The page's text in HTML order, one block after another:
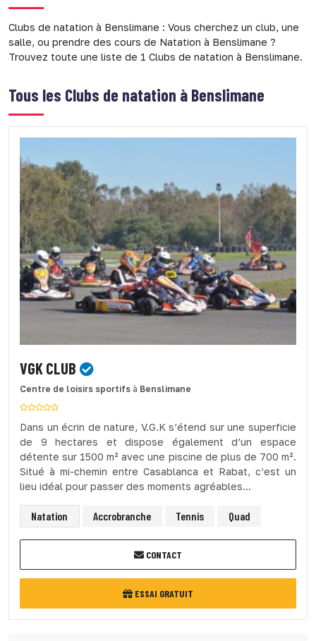
Clubs de natation à Benslimane : Vous cherchez un club, une
salle, ou prendre des cours de Natation à Benslimane ?
Trouvez toute une liste de 1 Clubs de natation à Benslimane.
Tous les Clubs de natation à Benslimane
VGK CLUB
Centre de loisirs sportifs à Benslimane
Dans un écrin de nature, V.G.K s’étend sur une superficie
de 9 hectares et dispose également d’un espace
détente sur 1500 m² avec une piscine de plus de 700 m².
Situé à mi-chemin entre Casablanca et Rabat, c’est un
lieu idéal pour passer des moments agréables...
Natation Accrobranche Tennis Quad
CONTACT
ESSAI GRATUIT